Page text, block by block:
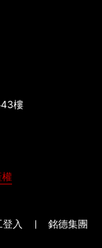
樓
權
登入 銘德集團